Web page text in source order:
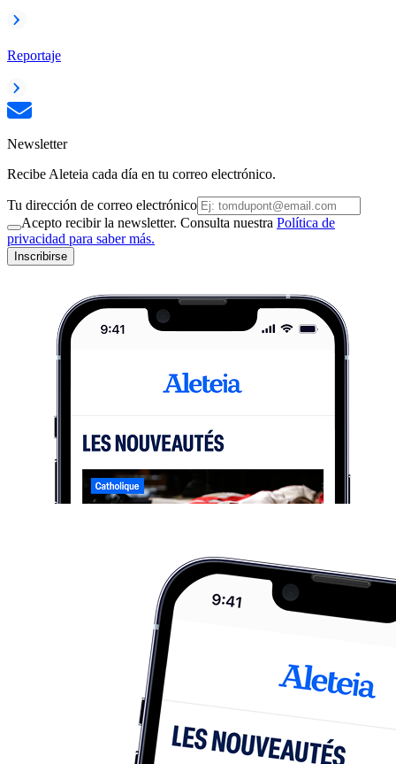
Reportaje
Newsletter
Recibe Aleteia cada día en tu correo electrónico.
Tu dirección de correo electrónico
Acepto recibir la newsletter. Consulta nuestra Política de
privacidad para saber más.
Inscribirse